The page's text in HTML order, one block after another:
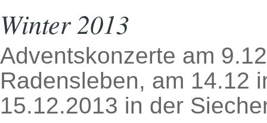
Winter 2013
Adventskonzerte am
Radensleben, am 14.12
15.12.2013 in der